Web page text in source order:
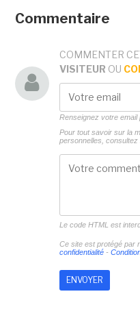
Commentaire
COMMENTER
VISITEUR OU
Renseignez votre
Pour tout savoir sur la
personnelles, consultez
Le code HTML est
Ce site est protégé par
confidentialité-